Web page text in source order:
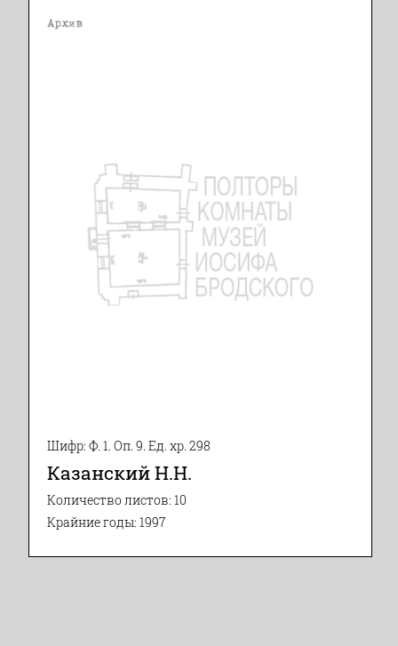
Архив
Шифр: Ф. 1. Оп. 9. Ед. хр. 298
Казанский Н.Н.
Количество листов: 10
Крайние годы: 1997